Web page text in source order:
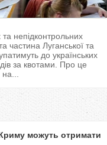
та непідконтрольних
частина Луганської та
до українських
за квотами. Про це
можуть отримати